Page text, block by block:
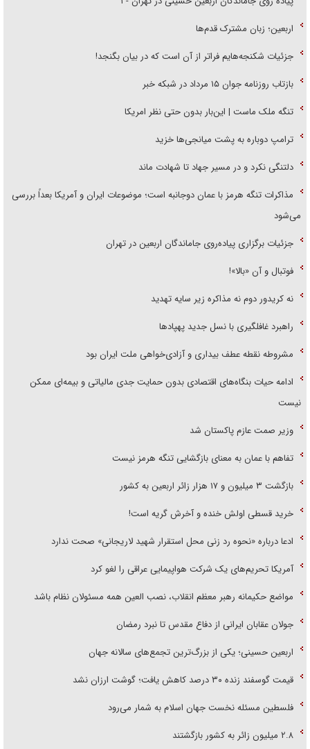
اربعین؛ زبان مشترک قدم‌ها
جزئیات شکنجه‌هایم فراتر از آن است که در بیان بگنجد!
بازتاب روزنامه جوان ۱۵ مرداد در شبکه خبر
تنگه ملک ماست | این‌بار بدون حتی نظر امریکا
ترامپ دوباره به پشت میانجی‌ها خزید
دلتنگی نکرد و در مسیر جهاد تا شهادت ماند
مذاکرات تنگه هرمز با عمان دوجانبه است؛ موضوعات ایران و آمریکا بعداً بررسی
می‌شود
جزئیات برگزاری پیاده‌روی جاماندگان اربعین در تهران
فوتبال و آن «بالا»!
نه کریدور دوم نه مذاکره زیر سایه تهدید
راهبرد غافلگیری با نسل جدید پهپاد‌ها
مشروطه نقطه عطف بیداری و آزادی‌خواهی ملت ایران بود
ادامه حیات بنگاه‌های اقتصادی بدون حمایت جدی مالیاتی و بیمه‌ای ممکن
نیست
وزیر صمت عازم پاکستان شد
تفاهم با عمان به معنای بازگشایی تنگه هرمز نیست
بازگشت ۳ میلیون و ۱۷ هزار زائر اربعین به کشور
خرید قسطی اولش خنده و آخرش گریه است!
ادعا درباره «نحوه رد زنی محل استقرار شهید لاریجانی» صحت ندارد
آمریکا تحریم‌های یک شرکت هواپیمایی عراقی را لغو کرد
مواضع حکیمانه رهبر معظم انقلاب، نصب العین همه مسئولان نظام باشد
جولان عقابان ایرانی از دفاع مقدس تا نبرد رمضان
اربعین حسینی؛ یکی از بزرگ‌ترین تجمع‌های سالانه جهان
قیمت گوسفند زنده ۳۰ درصد کاهش یافت؛ گوشت ارزان نشد
فلسطین مسئله نخست جهان اسلام به شمار می‌رود
۲.۸ میلیون زائر به کشور بازگشتند